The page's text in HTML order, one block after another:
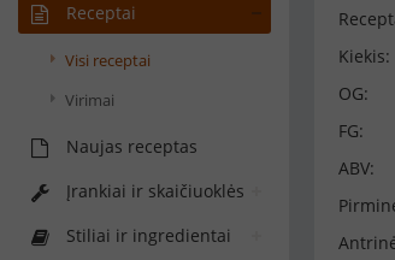
Receptai
Visi receptai
Virimai
Naujas receptas
Įrankiai ir skaičiuoklės
Stiliai ir ingredientai
Kiekis:
OG:
FG:
ABV: